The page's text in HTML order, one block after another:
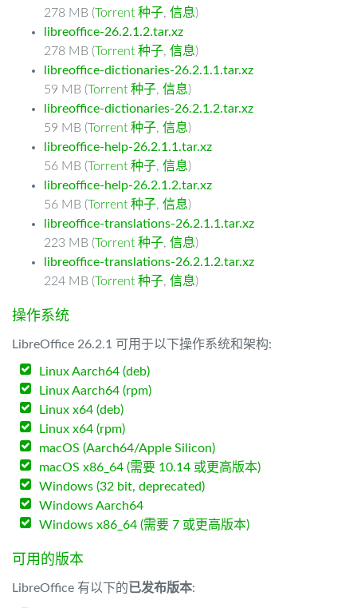
278 MB (Torrent 种子, 信息)
libreoffice-26.2.1.2.tar.xz
278 MB (Torrent 种子, 信息)
libreoffice-dictionaries-26.2.1.1.tar.xz
59 MB (Torrent 种子, 信息)
libreoffice-dictionaries-26.2.1.2.tar.xz
59 MB (Torrent 种子, 信息)
libreoffice-help-26.2.1.1.tar.xz
56 MB (Torrent 种子, 信息)
libreoffice-help-26.2.1.2.tar.xz
56 MB (Torrent 种子, 信息)
libreoffice-translations-26.2.1.1.tar.xz
223 MB (Torrent 种子, 信息)
libreoffice-translations-26.2.1.2.tar.xz
224 MB (Torrent 种子, 信息)
操作系统
LibreOffice 26.2.1 可用于以下操作系统和架构:
Linux Aarch64 (deb)
Linux Aarch64 (rpm)
Linux x64 (deb)
Linux x64 (rpm)
macOS (Aarch64/Apple Silicon)
macOS x86_64 (需要 10.14 或更高版本)
Windows (32 bit, deprecated)
Windows Aarch64
Windows x86_64 (需要 7 或更高版本)
可用的版本
LibreOffice 有以下的已发布版本: